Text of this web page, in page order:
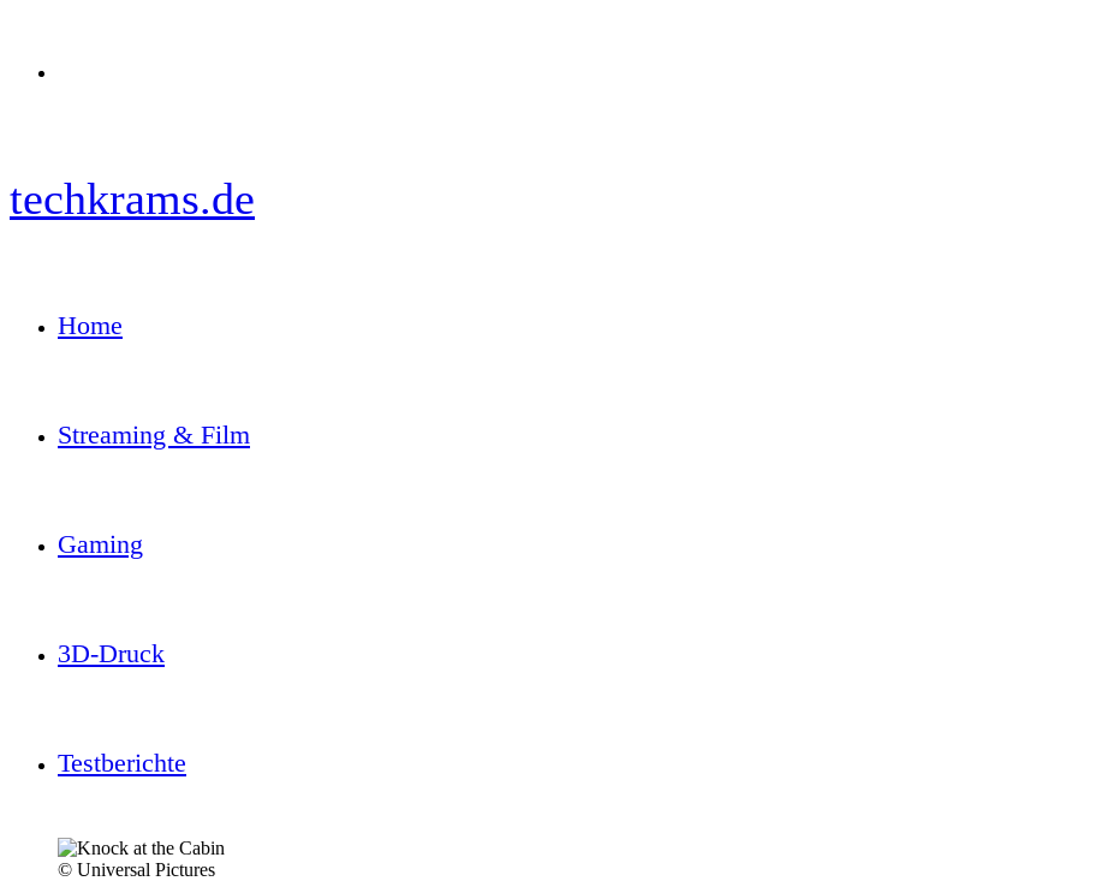
techkrams.de
Home
Streaming & Film
Gaming
3D-Druck
Testberichte
© Universal Pictures